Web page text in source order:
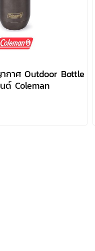
กาศ Outdoor Bottle
ด์ Coleman